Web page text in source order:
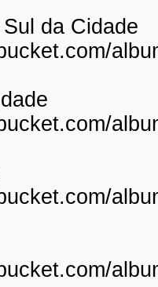
da Cidade